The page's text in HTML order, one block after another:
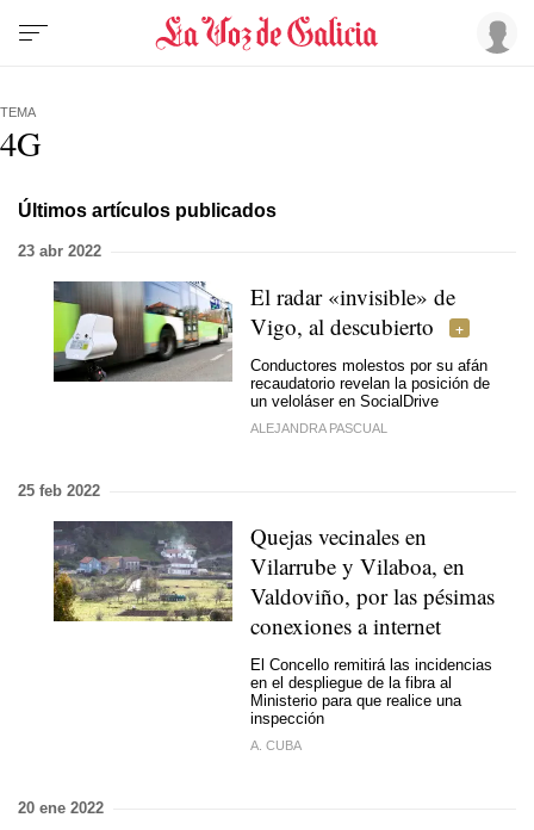
TEMA
4G
Últimos artículos publicados
23 abr 2022
El radar «invisible» de
Vigo, al descubierto
Conductores molestos por su afán
recaudatorio revelan la posición de
un veloláser en SocialDrive
ALEJANDRA PASCUAL
25 feb 2022
Quejas vecinales en
Vilarrube y Vilaboa, en
Valdoviño, por las pésimas
conexiones a internet
El Concello remitirá las incidencias
en el despliegue de la fibra al
Ministerio para que realice una
inspección
A. CUBA
20 ene 2022